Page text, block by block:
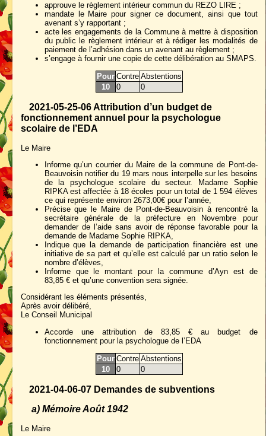
approuve le règlement intérieur commun du REZO LIRE ;
mandate le Maire pour signer ce document, ainsi que tout
avenant s’y rapportant ;
acte les engagements de la Commune à mettre à disposition
du public le règlement intérieur et à rédiger les modalités de
paiement de l’adhésion dans un avenant au règlement ;
s’engage à fournir une copie de cette délibération au SMAPS.
Pour Contre Abstentions
10
0 0
2021-05-25-06 Attribution d’un budget de
fonctionnement annuel pour la psychologue
scolaire de l’EDA
Le Maire
Informe qu’un courrier du Maire de la commune de Pont-de-
Beauvoisin notifier du 19 mars nous interpelle sur les besoins
de la psychologue scolaire du secteur. Madame Sophie
RIPKA est affectée à 18 écoles pour un total de 1 594 élèves
ce qui représente environ 2673,00€ pour l’année,
Précise que le Maire de Pont-de-Beauvoisin à rencontré la
secrétaire générale de la préfecture en Novembre pour
demander de l’aide sans avoir de réponse favorable pour la
demande de Madame Sophie RIPKA,
Indique que la demande de participation financière est une
initiative de sa part et qu’elle est calculé par un ratio selon le
nombre d’élèves,
Informe que le montant pour la commune d’Ayn est de
83,85 € et qu’une convention sera signée.
Considérant les éléments présentés,
Après avoir délibéré,
Le Conseil Municipal
Accorde une attribution de 83,85 € au budget de
fonctionnement pour la psychologue de l’EDA
Pour Contre Abstentions
10
0 0
2021-04-06-07 Demandes de subventions
a) Mémoire Août 1942
Le Maire